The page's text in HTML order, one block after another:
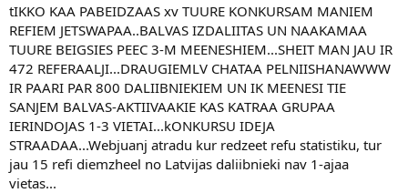
tIKKO KAA PABEIDZAAS xv TUURE KONKURSAM MANIEM
REFIEM JETSWAPAA..BALVAS IZDALIITAS UN NAAKAMAA
TUURE BEIGSIES PEEC 3-M MEENESHIEM...SHEIT MAN JAU IR
472 REFERAALJI...DRAUGIEMLV CHATAA PELNIISHANAWWW
IR PAARI PAR 800 DALIIBNIEKIEM UN IK MEENESI TIE
SANJEM BALVAS-AKTIIVAAKIE KAS KATRAA GRUPAA
IERINDOJAS 1-3 VIETAI...kONKURSU IDEJA
STRAADAA...Webjuanj atradu kur redzeet refu statistiku, tur
jau 15 refi diemzheel no Latvijas daliibnieki nav 1-ajaa
vietas...